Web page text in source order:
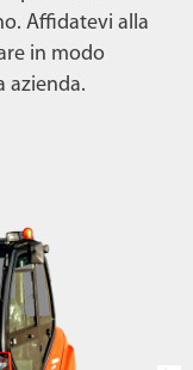
Affidatevi alla
in modo
azienda.